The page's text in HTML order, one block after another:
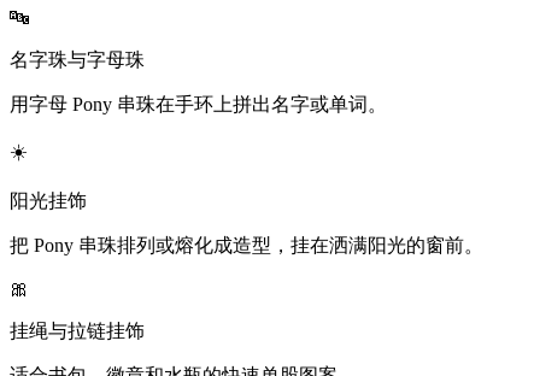
🔤
名字珠与字母珠
用字母 Pony 串珠在手环上拼出名字或单词。
☀️
阳光挂饰
把 Pony 串珠排列或熔化成造型，挂在洒满阳光的窗前。
🎀
挂绳与拉链挂饰